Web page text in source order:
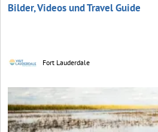
Bilder, Videos und Travel Guide
Fort Lauderdale